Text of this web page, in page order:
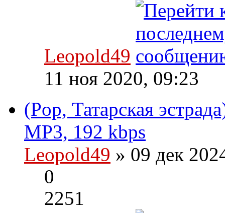
Leopold49
11 ноя 2020, 09:23
(Pop, Татарская
MP3, 192 kbps
Leopold49 » 09 дек
0
2251